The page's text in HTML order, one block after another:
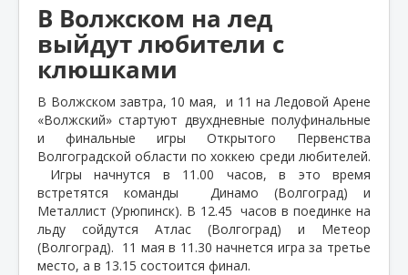
В Волжском на лед
выйдут любители с
клюшками
В Волжском завтра, 10 мая, и 11 на Ледовой Арене
«Волжский» стартуют двухдневные полуфинальные
и финальные игры Открытого Первенства
Волгоградской области по хоккею среди любителей.
Игры начнутся в 11.00 часов, в это время
встретятся команды
Динамо (Волгоград) и
Металлист (Урюпинск). В 12.45 часов в поединке на
льду сойдутся Атлас (Волгоград) и Метеор
(Волгоград). 11 мая в 11.30 начнется игра за третье
место, а в 13.15 состоится финал.